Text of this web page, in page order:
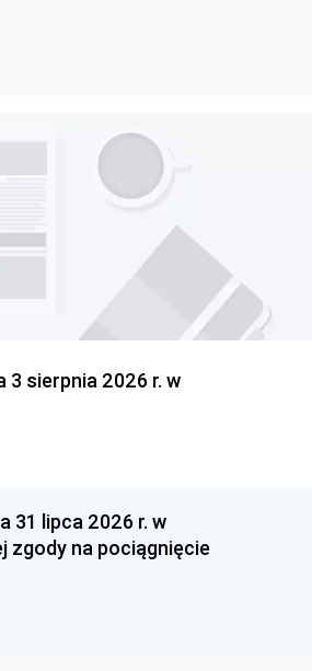
3 sierpnia 2026 r. w
31 lipca 2026 r. w
zgody na pociągnięcie